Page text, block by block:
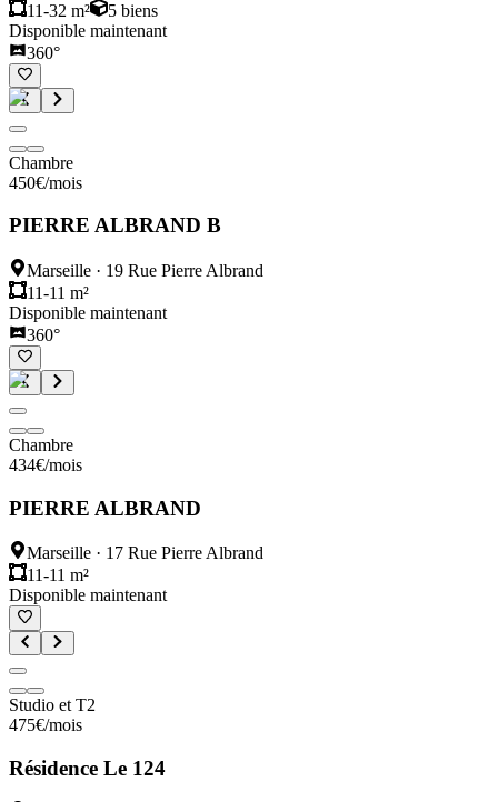
11-32 m²
5 biens
Disponible maintenant
360°
Chambre
450€/mois
PIERRE ALBRAND B
Marseille · 19 Rue Pierre Albrand
11-11 m²
Disponible maintenant
360°
Chambre
434€/mois
PIERRE ALBRAND
Marseille · 17 Rue Pierre Albrand
11-11 m²
Disponible maintenant
Studio et T2
475€/mois
Résidence Le 124